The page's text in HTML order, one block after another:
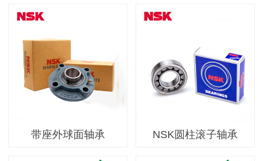
带座外球面轴承 NSK圆柱滚子轴承